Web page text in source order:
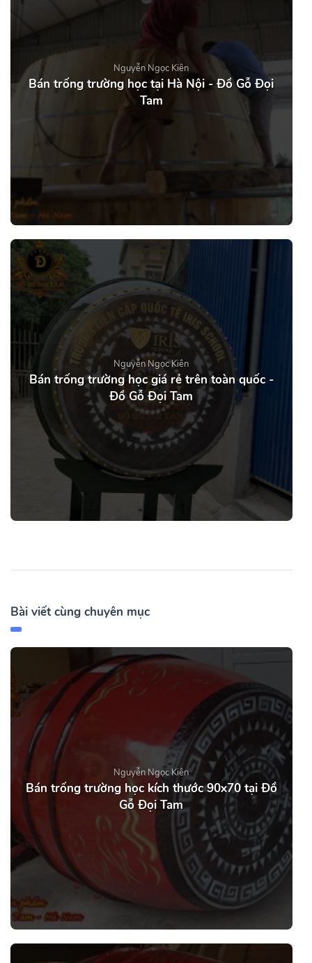
Nguyễn Ngọc Kiên
Bán trống trường học tại Hà Nội - Đồ Gỗ Đọi
Tam
Nguyễn Ngọc Kiên
Bán trống trường học giá rẻ trên toàn quốc -
Đồ Gỗ Đọi Tam
Bài viết cùng chuyên mục
Nguyễn Ngọc Kiên
Bán trống trường học kích thước 90x70 tại Đồ
Gỗ Đọi Tam